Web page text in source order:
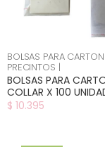
BOLSAS PARA
PRECINTOS |
BOLSAS PARA
COLLAR X 100
$ 10.395